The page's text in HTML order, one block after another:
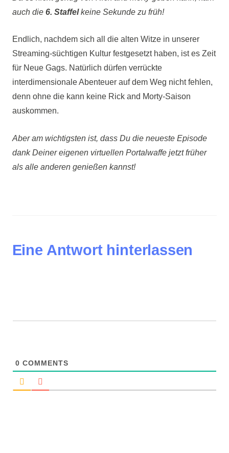
auch die6. Staffelkeine Sekunde zu früh!
Endlich, nachdem sich all die alten Witze in unserer
Streaming-süchtigen Kultur festgesetzt haben, ist es Zeit
für Neue Gags. Natürlich dürfen verrückte
interdimensionale Abenteuer auf dem Weg nicht fehlen,
denn ohne die kann keine Rick and Morty-Saison
auskommen.
Aber am wichtigsten ist, dass Du die neueste Episode
dank Deiner eigenen virtuellen Portalwaffe jetzt früher
als alle anderen genießen kannst!
Eine Antwort hinterlassen
0 COMMENTS